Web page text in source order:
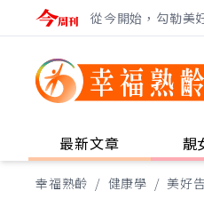
從今開始，勾勒美
最新文章 靚
幸福熟齡 / 健康學 / 美好